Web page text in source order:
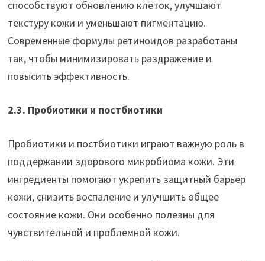
способствуют обновлению клеток, улучшают
текстуру кожи и уменьшают пигментацию.
Современные формулы ретиноидов разработаны
так, чтобы минимизировать раздражение и
повысить эффективность.
2.3. Пробиотики и постбиотики
Пробиотики и постбиотики играют важную роль в
поддержании здорового микробиома кожи. Эти
ингредиенты помогают укрепить защитный барьер
кожи, снизить воспаление и улучшить общее
состояние кожи. Они особенно полезны для
чувствительной и проблемной кожи.